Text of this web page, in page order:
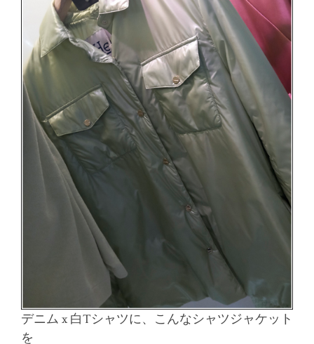
デニム x 白Tシャツに、こんなシャツジャケット
を